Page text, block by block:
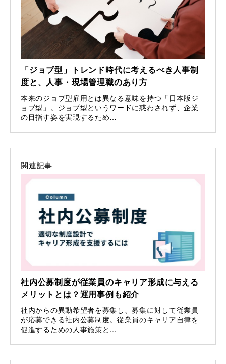
「ジョブ型」トレンド時代に考えるべき人事制
度と、人事・現場管理職のあり方
本来のジョブ型雇用とは異なる意味を持つ「日本版ジ
ョブ型」。ジョブ型というワードに惑わされず、企業
の目指す姿を実現するため…
関連記事
社内公募制度が従業員のキャリア形成に与える
メリットとは？運用事例も紹介
社内からの異動希望者を募集し、募集に対して従業員
が応募できる社内公募制度。従業員のキャリア自律を
促進するための人事施策と…